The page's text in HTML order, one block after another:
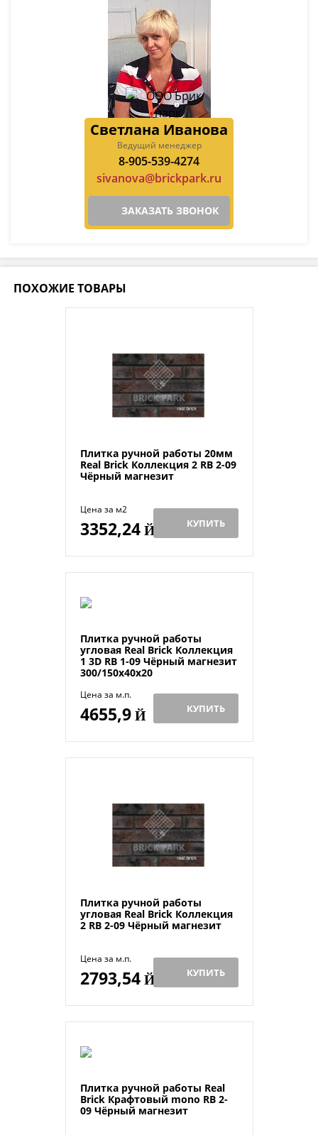
Светлана Иванова
Ведущий менеджер
8-905-539-4274
sivanova@brickpark.ru
ЗАКАЗАТЬ ЗВОНОК
ПОХОЖИЕ ТОВАРЫ
Плитка ручной работы 20мм
Real Brick Коллекция 2 RB 2-09
Чёрный магнезит
Цена за м2
3352,24Й КУПИТЬ
Плитка ручной работы
угловая Real Brick Коллекция
1 3D RB 1-09 Чёрный магнезит
300/150х40х20
Цена за м.п.
4655,9Й КУПИТЬ
Плитка ручной работы
угловая Real Brick Коллекция
2 RB 2-09 Чёрный магнезит
Цена за м.п.
2793,54Й КУПИТЬ
Плитка ручной работы Real
Brick Крафтовый mono RB 2-
09 Чёрный магнезит